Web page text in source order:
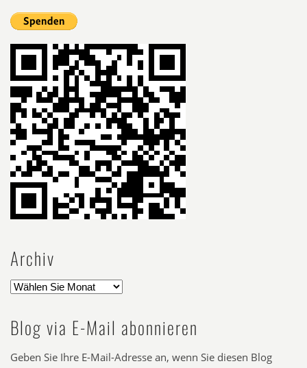
Archiv
Blog via E-Mail abonnieren
Geben Sie Ihre E-Mail-Adresse an, wenn Sie diesen Blog